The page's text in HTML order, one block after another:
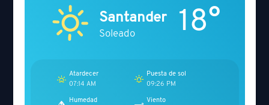
Santander
Soleado 18°
Atardecer
07:14 AM
Puesta de sol
09:26 PM
Humedad
Viento